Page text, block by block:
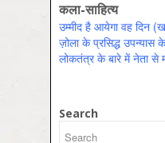
कला-साहित्य
उम्मीद है आयेगा वह दिन
ज़ोला के प्रसिद्ध उपन्यास
लोकतंत्र के बारे में नेता से
Search